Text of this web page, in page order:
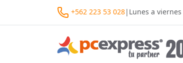
+562 223 53 028| Lunes a viernes